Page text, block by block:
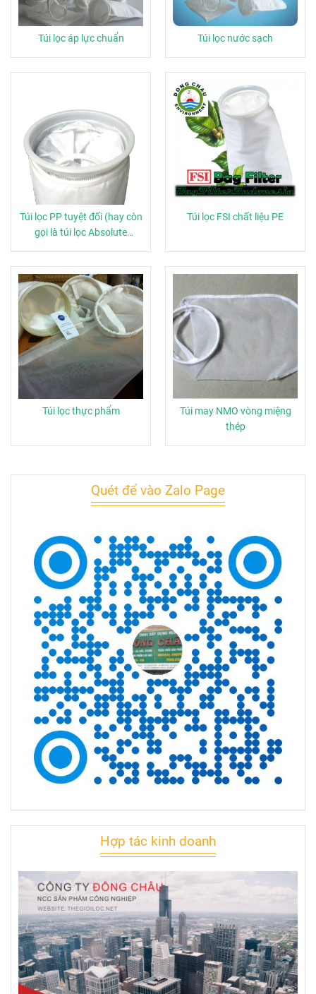
Túi lọc áp lực chuẩn Túi lọc nước sạch
Túi lọc PP tuyệt đối (hay còn
gọi là túi lọc Absolute
Polypropylene)
Túi lọc FSI chất liệu PE
Túi lọc thực phẩm
Túi may NMO vòng miệng
thép
Quét để vào Zalo Page
Hợp tác kinh doanh